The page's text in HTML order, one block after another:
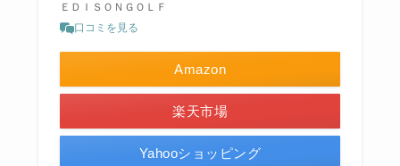
ＥＤＩＳＯＮＧＯＬＦ
口コミを見る
Amazon
楽天市場
Yahooショッピング